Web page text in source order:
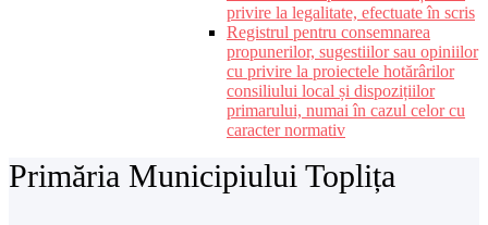
privire la legalitate, efectuate în scris
Registrul pentru consemnarea
propunerilor, sugestiilor sau opiniilor
cu privire la proiectele hotărârilor
consiliului local și dispozițiilor
primarului, numai în cazul celor cu
caracter normativ
Primăria Municipiului Toplița